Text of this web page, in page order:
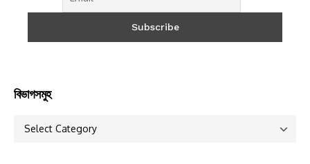
বিভাগসমুহ